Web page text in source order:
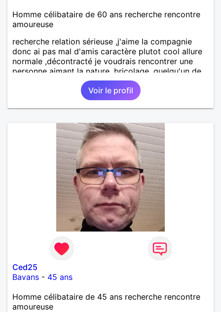
Homme célibataire de 60 ans recherche rencontre
amoureuse
recherche relation sérieuse ,j'aime la compagnie
donc ai pas mal d'amis caractère plutot cool allure
normale ,décontracté je voudrais rencontrer une
personne aimant la nature ,bricolage ,quelqu'un de
simple et naturel à vos claviers mesdames
Voir le profil
Ced25
Bavans - 45 ans
Homme célibataire de 45 ans recherche rencontre
amoureuse